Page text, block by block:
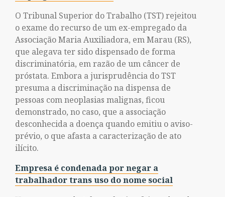
O Tribunal Superior do Trabalho (TST) rejeitou
o exame do recurso de um ex-empregado da
Associação Maria Auxiliadora, em Marau (RS),
que alegava ter sido dispensado de forma
discriminatória, em razão de um câncer de
próstata. Embora a jurisprudência do TST
presuma a discriminação na dispensa de
pessoas com neoplasias malignas, ficou
demonstrado, no caso, que a associação
desconhecida a doença quando emitiu o aviso-
prévio, o que afasta a caracterização de ato
ilícito.
Empresa é condenada por negar a
trabalhador trans uso do nome social